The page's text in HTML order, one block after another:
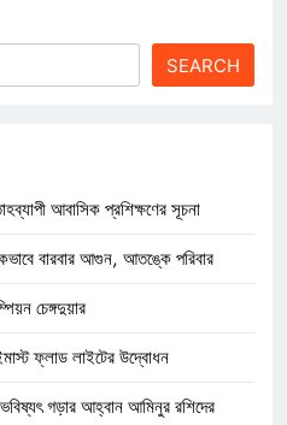
SEARCH
আবাসিক প্রশিক্ষণের সূচনা
বারবার আগুন, আতঙ্কে পরিবার
চেঙ্গদুয়ার
ফ্লাড লাইটের উদ্বোধন
ভবিষ্যৎ গড়ার আহ্বান আমিনুর রশিদের